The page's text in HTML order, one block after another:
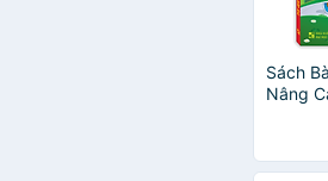
Sách
Nâng